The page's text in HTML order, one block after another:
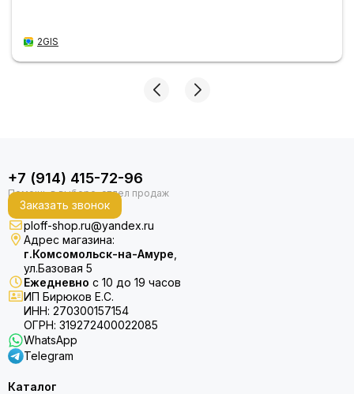
2GIS
+7 (914) 415-72-96
Заказать звонок
ploff-shop.ru@yandex.ru
Адрес магазина:
г.Комсомольск-на-Амуре
ул.Базовая 5
Ежедневно с 10 до 19 часов
ИП Бирюков Е.С.
ИНН: 270300157154
ОГРН: 319272400022085
WhatsApp
Telegram
Каталог